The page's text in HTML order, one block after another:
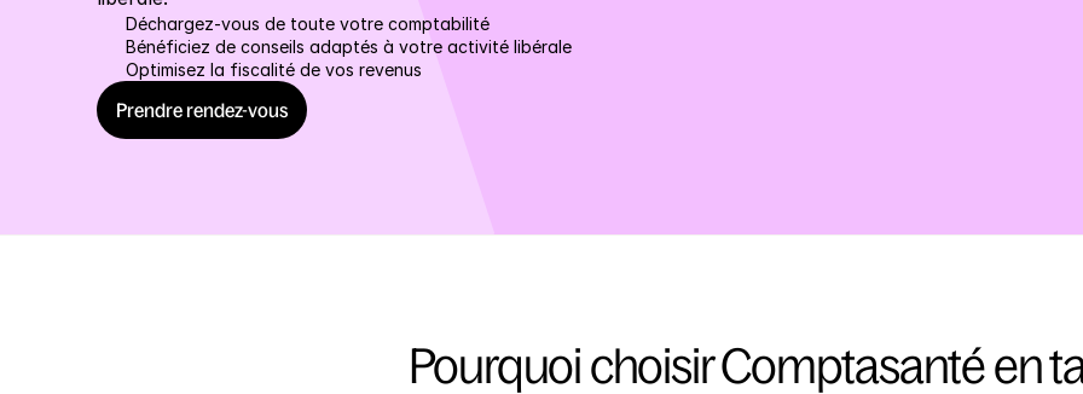
Déchargez-vous de toute votre comptabilité
Bénéficiez de conseils adaptés à votre activité libérale
Optimisez la fiscalité de vos revenus
Prendre rendez-vous
Pourquoi choisir Comptasanté en